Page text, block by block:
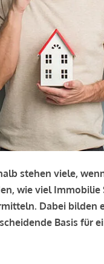
stehen viele,
wie viel
Dabei bilden
Basis für